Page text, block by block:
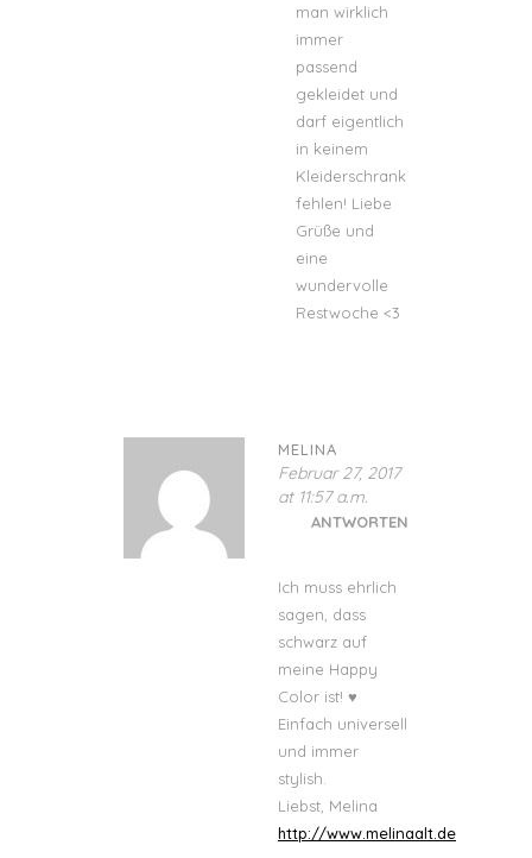
man wirklich
immer
passend
gekleidet und
darf eigentlich
in keinem
Kleiderschrank
fehlen! Liebe
Grüße und
eine
wundervolle
Restwoche <3
MELINA
Februar 27, 2017
at 11:57 a.m.
ANTWORTEN
Ich muss ehrlich
sagen, dass
schwarz auf
meine Happy
Color ist! ♥
Einfach universell
und immer
stylish.
Liebst, Melina
http://www.melinaalt.de